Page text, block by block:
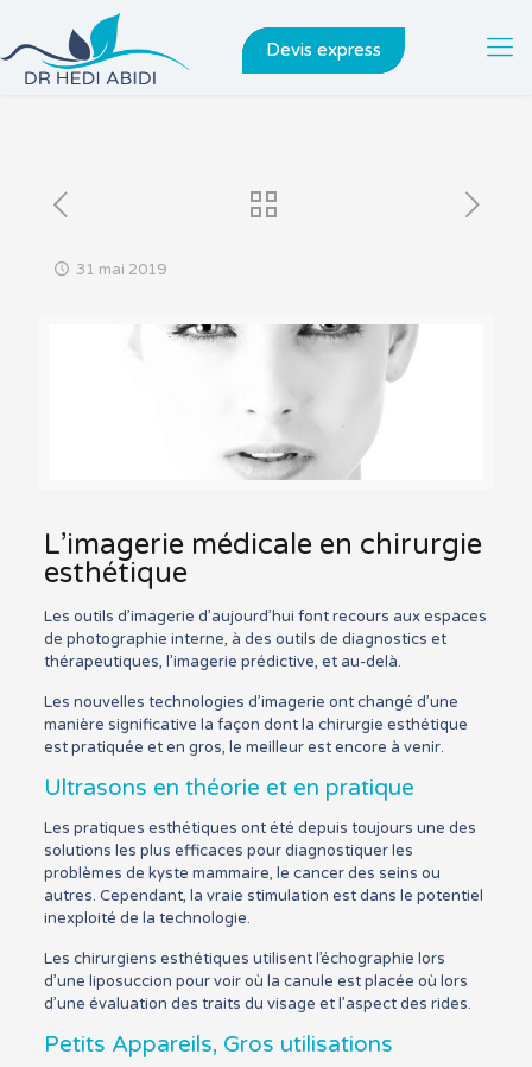
Devis express
31 mai 2019
L’imagerie médicale en chirurgie
esthétique
Les outils d’imagerie d’aujourd’hui font recours aux espaces
de photographie interne, à des outils de diagnostics et
thérapeutiques, l’imagerie prédictive, et au-delà.
Les nouvelles technologies d’imagerie ont changé d’une
manière significative la façon dont la chirurgie esthétique
est pratiquée et en gros, le meilleur est encore à venir.
Ultrasons en théorie et en pratique
Les pratiques esthétiques ont été depuis toujours une des
solutions les plus efficaces pour diagnostiquer les
problèmes de kyste mammaire, le cancer des seins ou
autres. Cependant, la vraie stimulation est dans le potentiel
inexploité de la technologie.
Les chirurgiens esthétiques utilisent l’échographie lors
d’une liposuccion pour voir où la canule est placée où lors
d’une évaluation des traits du visage et l’aspect des rides.
Petits Appareils, Gros utilisations